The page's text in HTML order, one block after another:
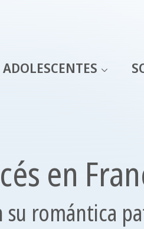
en
romántica